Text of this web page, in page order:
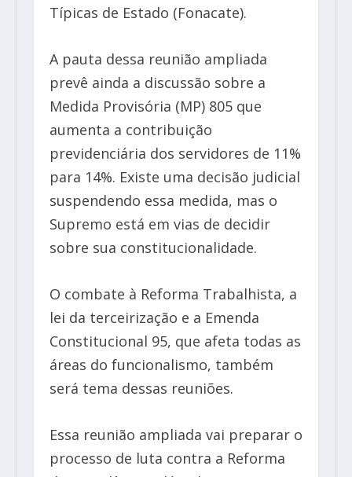
Típicas de Estado (Fonacate).
A pauta dessa reunião ampliada
prevê ainda a discussão sobre a
Medida Provisória (MP) 805 que
aumenta a contribuição
previdenciária dos servidores de 11%
para 14%. Existe uma decisão judicial
suspendendo essa medida, mas o
Supremo está em vias de decidir
sobre sua constitucionalidade.
O combate à Reforma Trabalhista, a
lei da terceirização e a Emenda
Constitucional 95, que afeta todas as
áreas do funcionalismo, também
será tema dessas reuniões.
Essa reunião ampliada vai preparar o
processo de luta contra a Reforma